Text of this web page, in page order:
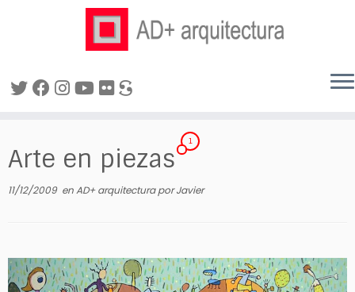
contenido
Arte en piezas
1
11/12/2009enAD+ arquitecturaporJavier